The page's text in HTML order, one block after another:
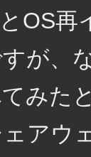
OS
が、
みた
アウ